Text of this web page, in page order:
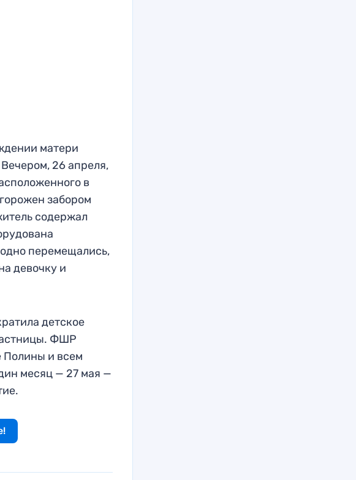
матери
26 апреля,
в
забором
содержал
перемещались,
девочку и
детское
ФШР
Полины и всем
месяц — 27 мая —